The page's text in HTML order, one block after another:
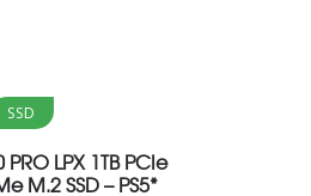
carrello
SSD
LPX 1TB PCIe
M.2 SSD – PS5*